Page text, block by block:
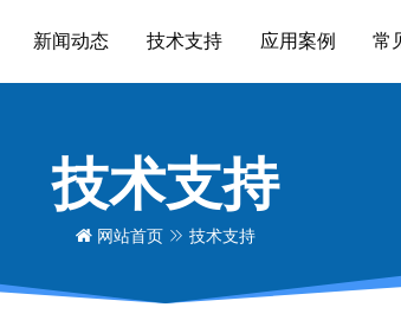
新闻动态 技术支持 应用案例 常
技术支持
网站首页 技术支持